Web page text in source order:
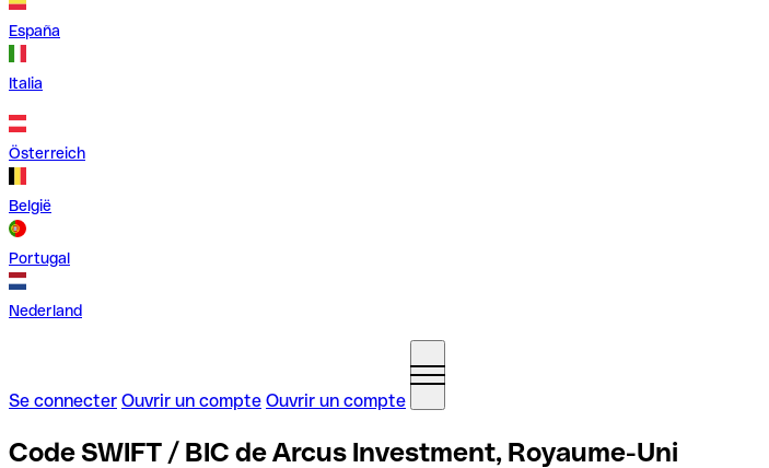
España
Italia
Österreich
België
Portugal
Nederland
Se connecter Ouvrir un compte Ouvrir un compte
Code SWIFT / BIC de Arcus Investment, Royaume-Uni